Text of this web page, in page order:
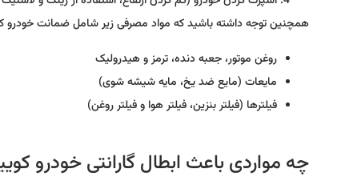
همچنین توجه داشته باشید که مواد مصرفی زیر شامل ضمانت خودرو
روغن موتور، جعبه دنده، ترمز و هیدرولیک
مایعات (مایع ضد یخ، مایه شیشه شوی)
فیلترها (فیلتر بنزین، فیلتر هوا و فیلتر روغن)
چه مواردی باعث ابطال گارانتی خودرو